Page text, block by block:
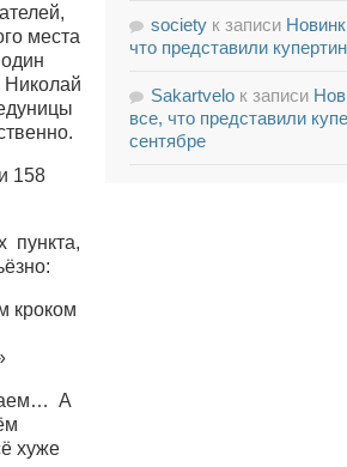
места
158
пункта,
кроком
А
хуже
society к записи
что представили
Sakartvelo к записи
все, что представили
сентябре